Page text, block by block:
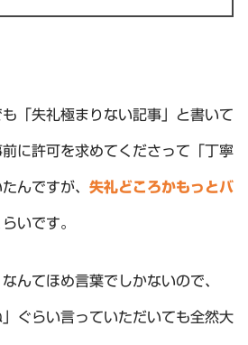
「失礼極まりない記事」と書いて
に許可を求めてくださって「丁寧
んですが、 失礼どころかもっとバ
いです。
んてほめ言葉でしかないので、
」ぐらい言っていただいても全然大